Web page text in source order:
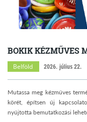
BOKIK KÉZMŰVES
Belföld 2026. július 22.
Mutassa meg kézműves
körét, építsen új
nyújtotta bemutatkozási